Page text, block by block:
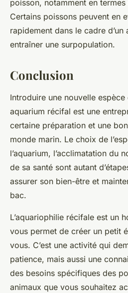
poisson, notamment en
Certains poissons peuvent en
rapidement dans le cadre
entraîner une surpopulation.
Conclusion
Introduire une nouvelle
aquarium récifal est une
certaine préparation et une
monde marin. Le choix de
l’aquarium, l’acclimatation du
de sa santé sont autant
assurer son bien-être et
bac.
L’aquariophilie récifale est un
vous permet de créer un petit
vous. C’est une activité qui
patience, mais aussi une
des besoins spécifiques des
animaux que vous souhaitez